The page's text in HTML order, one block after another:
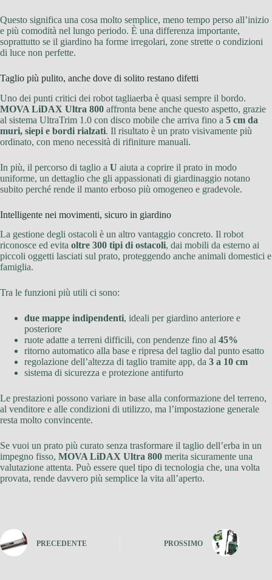
Questo significa una cosa molto semplice, meno tempo perso all’inizio
e più comodità nel lungo periodo. È una differenza importante,
soprattutto se il giardino ha forme irregolari, zone strette o condizioni
di luce non perfette.
Taglio più pulito, anche dove di solito restano difetti
Uno dei punti critici dei robot tagliaerba è quasi sempre il bordo.
MOVA LiDAX Ultra 800 affronta bene anche questo aspetto, grazie
al sistema UltraTrim 1.0 con disco mobile che arriva fino a 5 cm da
muri, siepi e bordi rialzati. Il risultato è un prato visivamente più
ordinato, con meno necessità di rifiniture manuali.
In più, il percorso di taglio a U aiuta a coprire il prato in modo
uniforme, un dettaglio che gli appassionati di giardinaggio notano
subito perché rende il manto erboso più omogeneo e gradevole.
Intelligente nei movimenti, sicuro in giardino
La gestione degli ostacoli è un altro vantaggio concreto. Il robot
riconosce ed evita oltre 300 tipi di ostacoli, dai mobili da esterno ai
piccoli oggetti lasciati sul prato, proteggendo anche animali domestici e
famiglia.
Tra le funzioni più utili ci sono:
due mappe indipendenti, ideali per giardino anteriore e
posteriore
ruote adatte a terreni difficili, con pendenze fino al 45%
ritorno automatico alla base e ripresa del taglio dal punto esatto
regolazione dell’altezza di taglio tramite app, da 3 a 10 cm
sistema di sicurezza e protezione antifurto
Le prestazioni possono variare in base alla conformazione del terreno,
al venditore e alle condizioni di utilizzo, ma l’impostazione generale
resta molto convincente.
Se vuoi un prato più curato senza trasformare il taglio dell’erba in un
impegno fisso, MOVA LiDAX Ultra 800 merita sicuramente una
valutazione attenta. Può essere quel tipo di tecnologia che, una volta
provata, rende davvero più semplice la vita all’aperto.
PRECEDENTE PROSSIMO